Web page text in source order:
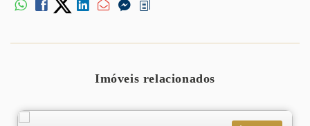
Imóveis relacionados